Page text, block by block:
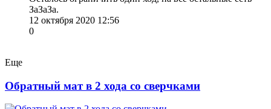
ЗаЗаЗа.
12 октября 2020 12:56
0
Еще
Обратный мат в 2 хода со сверчками